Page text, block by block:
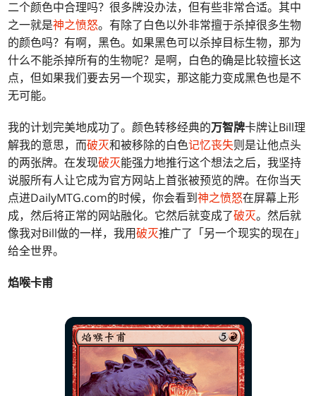
二个颜色中合理吗？很多牌没办法，但有些非常合适。其中
之一就是神之愤怒。有除了白色以外非常擅于杀掉很多生物
的颜色吗？有啊，黑色。如果黑色可以杀掉目标生物，那为
什么不能杀掉所有的生物呢？是啊，白色的确是比较擅长这
点，但如果我们要去另一个现实，那这能力变成黑色也是不
无可能。
我的计划完美地成功了。颜色转移经典的万智牌卡牌让Bill理
解我的意思，而破灭和被移除的白色记忆丧失则是让他点头
的两张牌。在发现破灭能强力地推行这个想法之后，我坚持
说服所有人让它成为官方网站上首张被预览的牌。在你当天
点进DailyMTG.com的时候，你会看到神之愤怒在屏幕上形
成，然后将正常的网站融化。它然后就变成了破灭。然后就
像我对Bill做的一样，我用破灭推广了「另一个现实的现在」
给全世界。
焰喉卡甫